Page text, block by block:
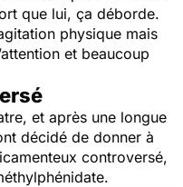
que lui, ça déborde.
physique mais
et beaucoup
et après une longue
décidé de donner à
controversé,